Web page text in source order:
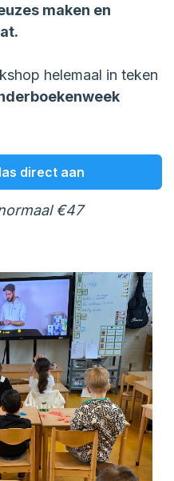
maken en
helemaal in teken
direct aan
€47